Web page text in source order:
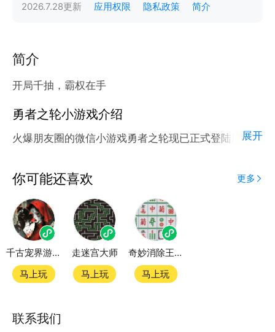
2026.7.28更新 应用权限 隐私政策 简介
简介
开局千抽，霸权在手
勇者之轮小游戏介绍
火爆朋友圈的微信小游戏勇者之轮现已正式登陆腾讯应
应用宝为腾讯官方游戏平台，收录海量正版授权的高热
度精品小游戏。直接搜索或者在小游戏 tab 发现热门
勇者之轮小游戏双平台畅玩
官方授权，在电脑上和手机上双端都能直接畅玩微信小
游戏
第一步：点击下载应用宝客户端，第二步：一键登录，
展开
你可能还喜欢 更多
千古宠界游戏软件V1.0
马上玩
走迷宫大师
马上玩
奇妙消除王游戏
马上玩
联系我们